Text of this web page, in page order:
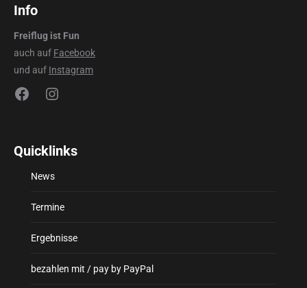
Info
Freiflug ist Fun
auch auf Facebook
und auf Instagram
FacebookInstagram
Quicklinks
News
Termine
Ergebnisse
bezahlen mit / pay by PayPal